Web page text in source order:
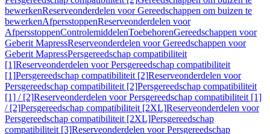
bewerkenReserveonderdelen voor Gereedschappen om buizen te
bewerkenAfpersstoppenReserveonderdelen voor
AfpersstoppenControlemiddelenToebehorenGereedschappen voor
Geberit MapressReserveonderdelen voor Gereedschappen voor
Geberit MapressPersgereedschap compatibiliteit
[1]Reserveonderdelen voor Persgereedschap compatibiliteit
[1]Persgereedschap compatibiliteit [2]Reserveonderdelen voor
Persgereedschap compatibiliteit [2]Persgereedschap compatibiliteit
[1] / [2]Reserveonderdelen voor Persgereedschap compatibiliteit [1]
/ [2]Persgereedschap compatibiliteit [2XL]Reserveonderdelen voor
Persgereedschap compatibiliteit [2XL]Persgereedschap
compatibiliteit [3]Reserveonderdelen voor Persgereedschap